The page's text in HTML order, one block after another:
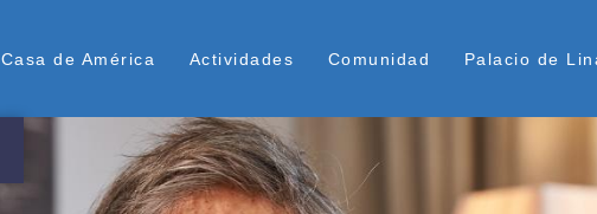
Menú Superior
Casa de América Actividades Comunidad Palacio de